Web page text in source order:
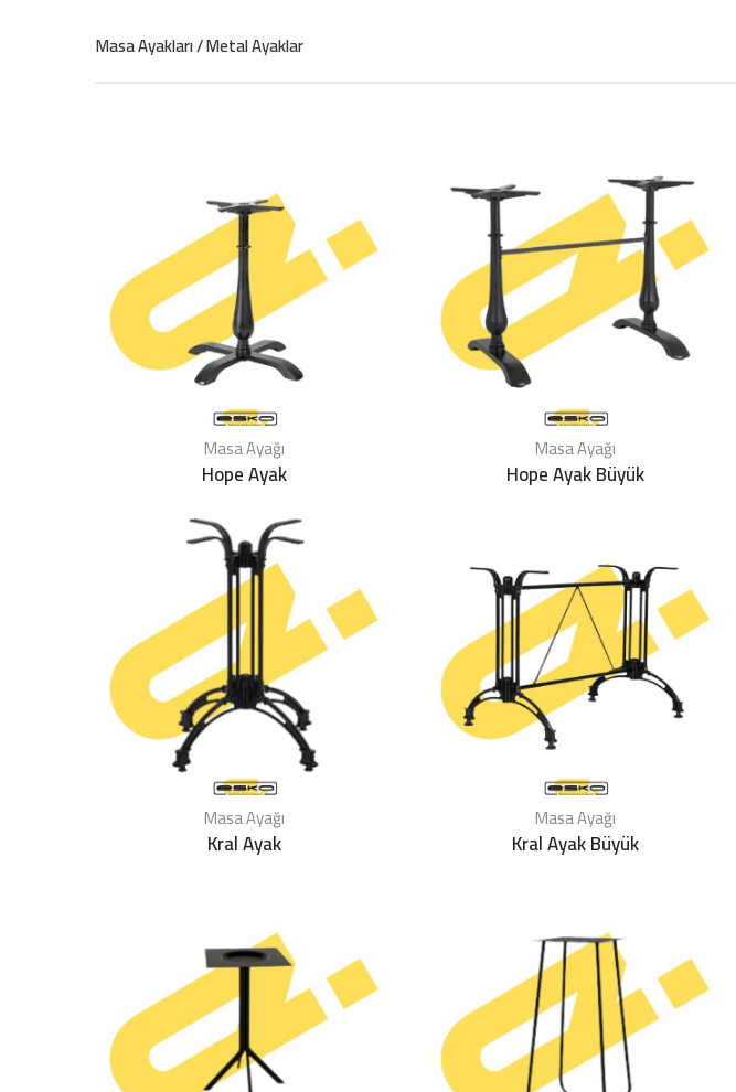
Konforun Ve Şıklığın Keyfini Çıkarın
Bahçe Mobilyaları Satış Mağazası İzmir
Masa Ayakları / Metal Ayaklar
Masa Ayağı
Hope Ayak
Masa Ayağı
Hope Ayak Büyük
Masa Ayağı
Kral Ayak
Masa Ayağı
Kral Ayak Büyük